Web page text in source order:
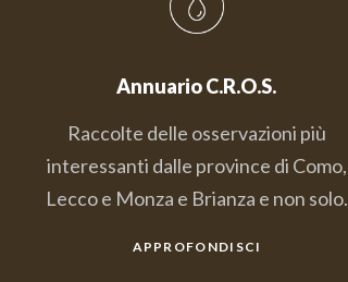
Annuario C.R.O.S.
Raccolte delle osservazioni più
interessanti dalle province di Como,
Lecco e Monza e Brianza e non solo.
APPROFONDISCI